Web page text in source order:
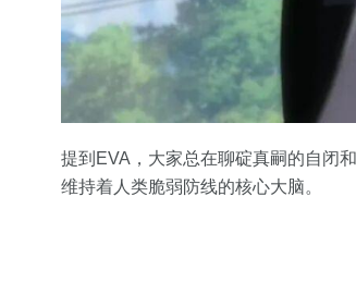
提到EVA，大家总在聊碇真嗣的自闭
维持着人类脆弱防线的核心大脑。